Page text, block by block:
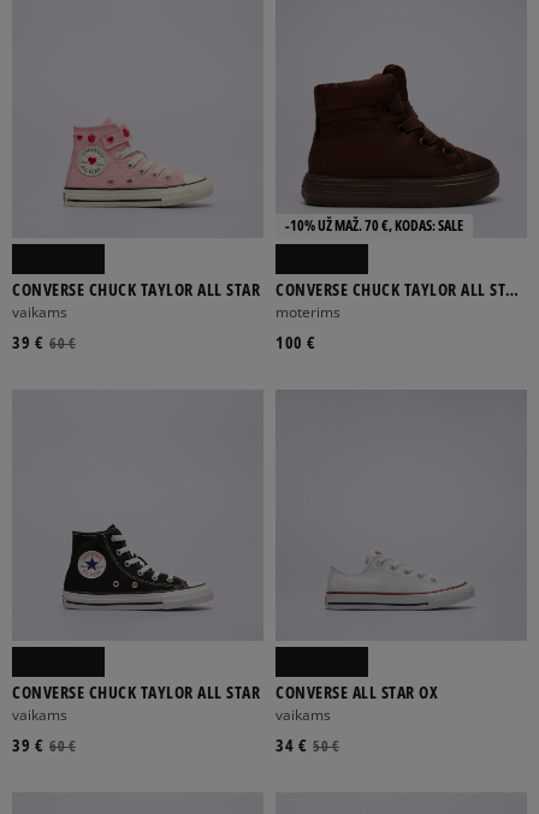
CONVERSE CHUCK TAYLOR ALL STAR
vaikams
60 €
39 €
-10% UŽ MAŽ. 70 €, KODAS: SALE
CONVERSE CHUCK TAYLOR ALL STAR
ELEMENTS BOOT
moterims
100 €
CONVERSE CHUCK TAYLOR ALL STAR
vaikams
60 €
39 €
CONVERSE ALL STAR OX
vaikams
50 €
34 €